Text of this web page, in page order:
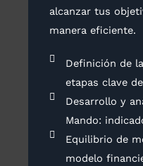
alcanzar tus
manera eficiente.
Definición de
etapas clave
Desarrollo y
Mando:
Equilibrio de
modelo